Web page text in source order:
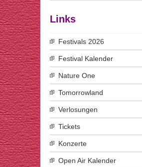
Links
Festivals 2026
Festival Kalender
Nature One
Tomorrowland
Verlosungen
Tickets
Konzerte
Open Air Kalender